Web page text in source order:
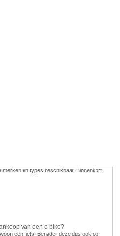
merken en types beschikbaar. Binnenkort
van een e-bike?
een fiets. Benader deze dus ook op